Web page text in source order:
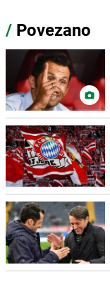
/ Povezano